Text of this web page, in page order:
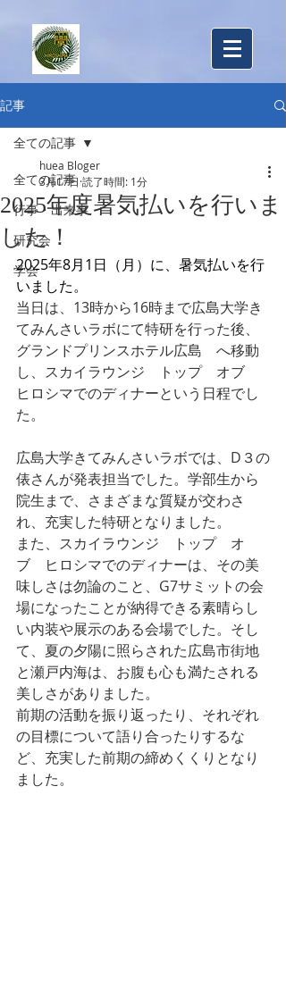
​広島大学教育行財政学研究室
記事
全ての記事
行事・出来事
研究会
学会
全ての記事
2025年度暑気払いを行いま
した！
huea Bloger
3月17日 読了時間: 1分
2025年8月1日（月）に、暑気払いを行
いました。
当日は、13時から16時まで広島大学き
てみんさいラボにて特研を行った後、
グランドプリンスホテル広島　へ移動
し、スカイラウンジ　トップ　オブ
ヒロシマでのディナーという日程でし
た。
広島大学きてみんさいラボでは、D３の
俵さんが発表担当でした。学部生から
院生まで、さまざまな質疑が交わさ
れ、充実した特研となりました。
また、スカイラウンジ　トップ　オ
ブ　ヒロシマでのディナーは、その美
味しさは勿論のこと、G7サミットの会
場になったことが納得できる素晴らし
い内装や展示のある会場でした。そし
て、夏の夕陽に照らされた広島市街地
と瀬戸内海は、お腹も心も満たされる
美しさがありました。
前期の活動を振り返ったり、それぞれ
の目標について語り合ったりするな
ど、充実した前期の締めくくりとなり
ました。